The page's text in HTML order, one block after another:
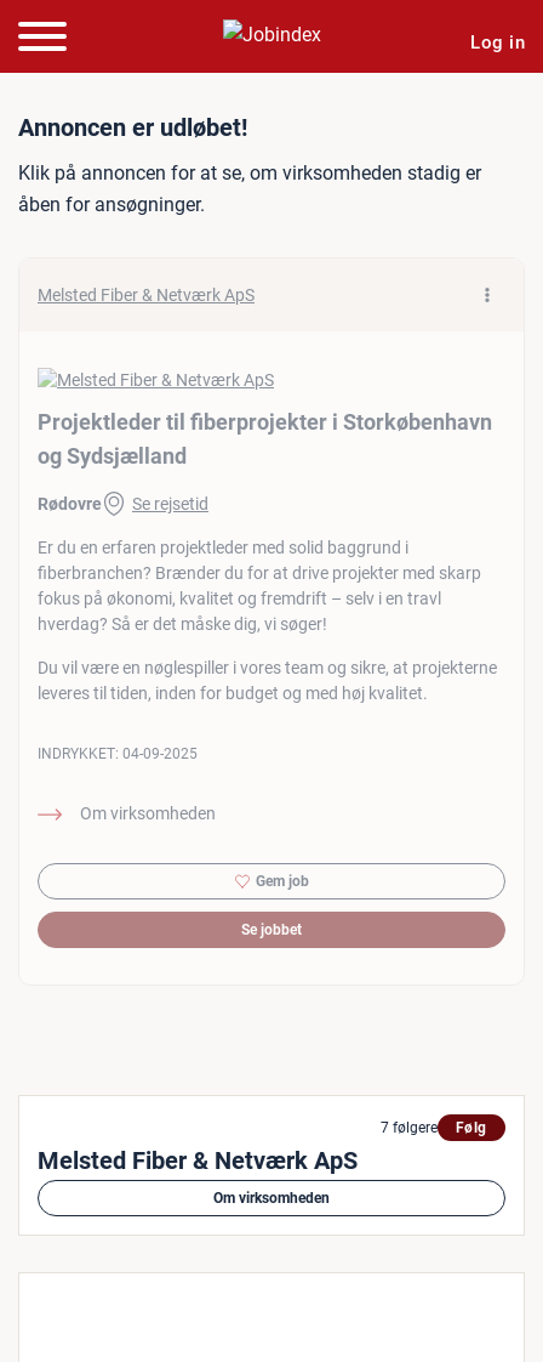
Log in
Jobannonce:
Annoncen er udløbet!
Klik på annoncen for at se, om virksomheden stadig er
åben for ansøgninger.
Melsted Fiber & Netværk ApS
Projektleder til fiberprojekter i Storkøbenhavn
og Sydsjælland
Rødovre Se rejsetid
Er du en erfaren projektleder med solid baggrund i
fiberbranchen? Brænder du for at drive projekter med skarp
fokus på økonomi, kvalitet og fremdrift – selv i en travl
hverdag? Så er det måske dig, vi søger!
Du vil være en nøglespiller i vores team og sikre, at projekterne
leveres til tiden, inden for budget og med høj kvalitet.
Om virksomheden
INDRYKKET: 04-09-2025
Gem job
Se jobbet
7 følgere Følg
Melsted Fiber & Netværk ApS
Om virksomheden